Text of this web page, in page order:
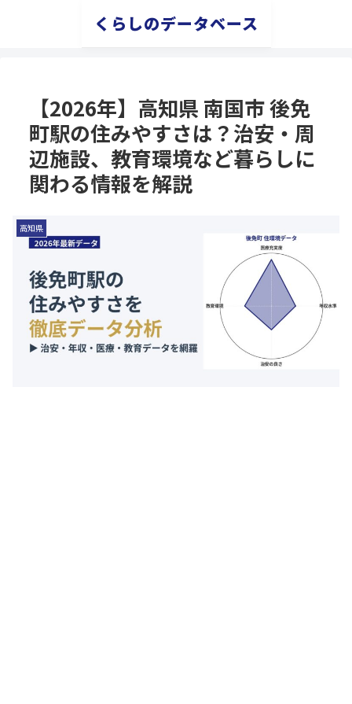
くらしのデータベース
【2026年】高知県 南国市 後免
町駅の住みやすさは？治安・周
辺施設、教育環境など暮らしに
関わる情報を解説
高知県